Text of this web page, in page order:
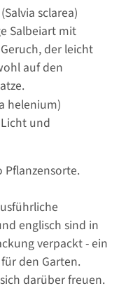
(Salvia sclarea)
Salbeiart mit
der leicht
auf den
helenium)
und
englisch sind in
verpackt - ein
den Garten.
darüber freuen.